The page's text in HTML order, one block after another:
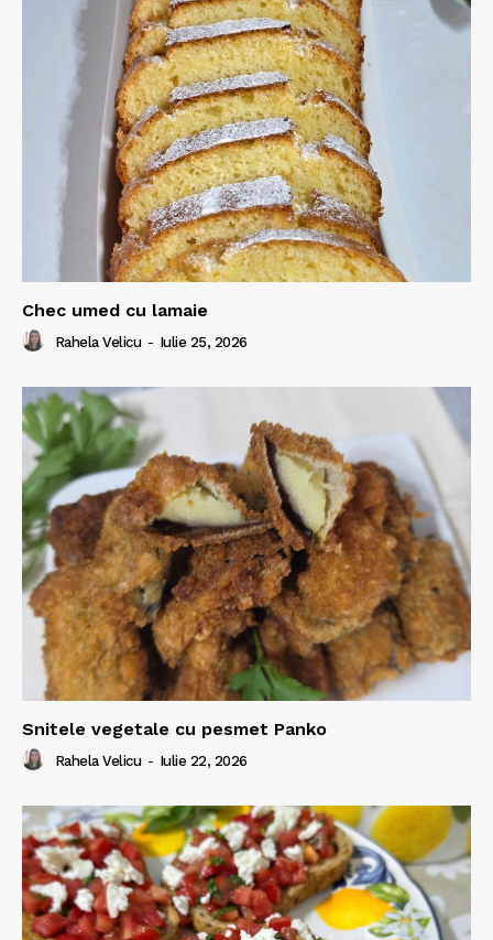
Chec umed cu lamaie
Rahela Velicu - Iulie 25, 2026
Snitele vegetale cu pesmet Panko
Rahela Velicu - Iulie 22, 2026